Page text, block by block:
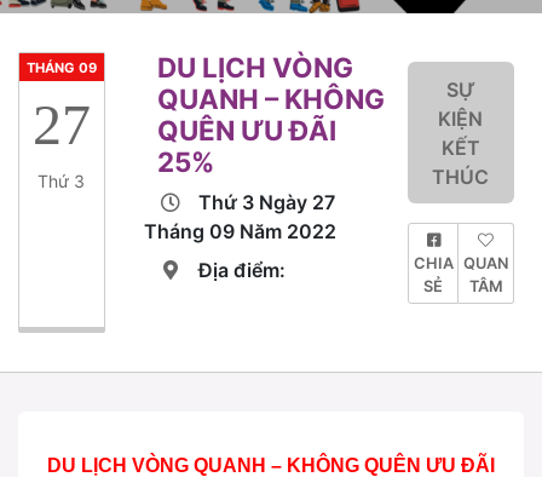
THÁNG 09
27
Thứ 3
DU LỊCH VÒNG
QUANH – KHÔNG
QUÊN ƯU ĐÃI
25%
Thứ 3 Ngày 27
Tháng 09 Năm 2022
Địa điểm:
SỰ
KIỆN
KẾT
THÚC
CHIA
SẺ
QUAN
TÂM
DU LỊCH VÒNG QUANH – KHÔNG QUÊN ƯU ĐÃI